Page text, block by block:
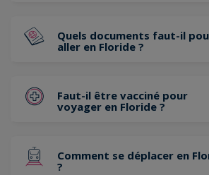
Quels documents faut-il
aller en Floride ?
Faut-il être vacciné pour
voyager en Floride ?
Comment se déplacer en
?